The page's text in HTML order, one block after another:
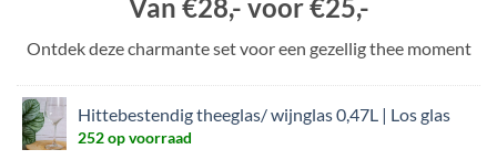
Van €28,- voor €25,-
Ontdek deze charmante set voor een gezellig thee moment
Hittebestendig theeglas/ wijnglas 0,47L | Los glas
252 op voorraad